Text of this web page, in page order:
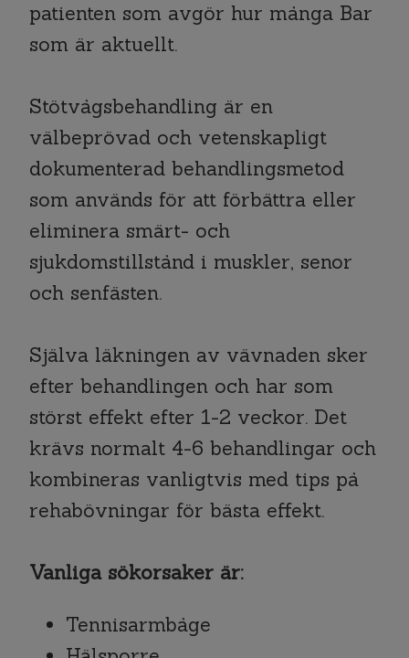
patienten som avgör hur många Bar
som är aktuellt.
Stötvågsbehandling är en
välbeprövad och vetenskapligt
dokumenterad behandlingsmetod
som används för att förbättra eller
eliminera smärt- och
sjukdomstillstånd i muskler, senor
och senfästen.
Själva läkningen av vävnaden sker
efter behandlingen och har som
störst effekt efter 1-2 veckor. Det
krävs normalt 4-6 behandlingar och
kombineras vanligtvis med tips på
rehabövningar för bästa effekt.
Vanliga sökorsaker är:
Tennisarmbåge